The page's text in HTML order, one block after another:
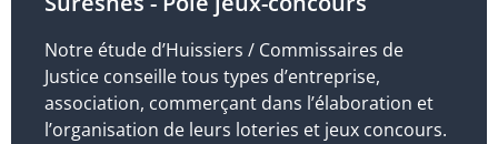
Notre étude d’Huissiers / Commissaires de
Justice conseille tous types d’entreprise,
association, commerçant dans l’élaboration et
l’organisation de leurs loteries et jeux concours.